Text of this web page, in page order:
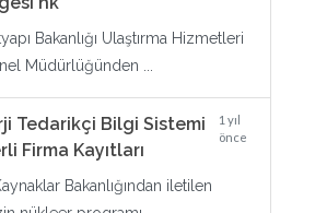
Bakanlığı Ulaştırma Hizmetleri
Müdürlüğünden ...
Tedarikçi Bilgi Sistemi
Firma Kayıtları
1 yıl
önce
Bakanlığından iletilen